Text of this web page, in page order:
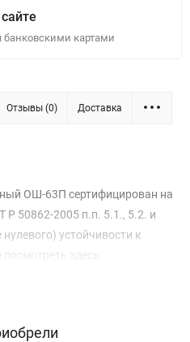
банковскими картами
Отзывы (0) Доставка
ОШ-63П сертифицирован на
Р 50862-2005 п.п. 5.1., 5.2. и
устойчивости к
здесь.